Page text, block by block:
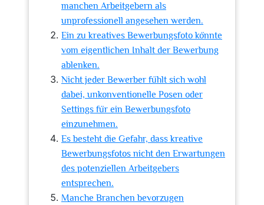
manchen Arbeitgebern als
unprofessionell angesehen werden.
Ein zu kreatives Bewerbungsfoto könnte
vom eigentlichen Inhalt der Bewerbung
ablenken.
Nicht jeder Bewerber fühlt sich wohl
dabei, unkonventionelle Posen oder
Settings für ein Bewerbungsfoto
einzunehmen.
Es besteht die Gefahr, dass kreative
Bewerbungsfotos nicht den Erwartungen
des potenziellen Arbeitgebers
entsprechen.
Manche Branchen bevorzugen